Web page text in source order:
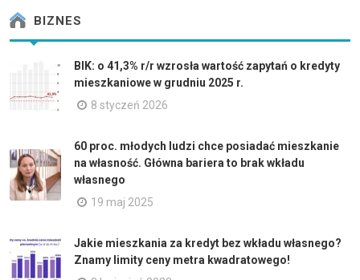
BIZNES
BIK: o 41,3% r/r wzrosła wartość zapytań o kredyty
mieszkaniowe w grudniu 2025 r.
8 styczeń 2026
60 proc. młodych ludzi chce posiadać mieszkanie
na własność. Główna bariera to brak wkładu
własnego
19 maj 2025
Jakie mieszkania za kredyt bez wkładu własnego?
Znamy limity ceny metra kwadratowego!